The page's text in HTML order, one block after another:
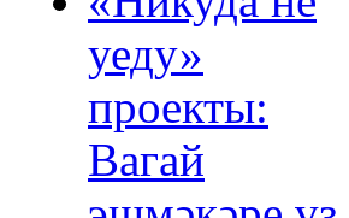
уеду»
проекты:
Вагай